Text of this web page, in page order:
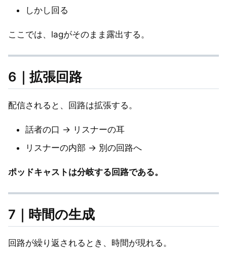
しかし回る
ここでは、lagがそのまま露出する。
6｜拡張回路
配信されると、回路は拡張する。
話者の口 → リスナーの耳
リスナーの内部 → 別の回路へ
ポッドキャストは分岐する回路である。
7｜時間の生成
回路が繰り返されるとき、時間が現れる。